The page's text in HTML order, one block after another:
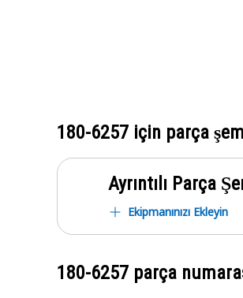
180-6257 için parça
Ayrıntılı Parça
Ekipmanınızı Ekleyin
180-6257 parça